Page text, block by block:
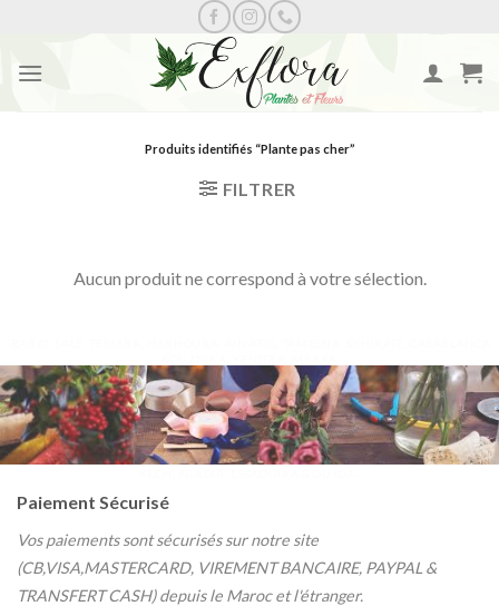
content
Produits identifiés “Plante pas cher”
FILTRER
Aucun produit ne correspond à votre sélection.
Paiement Sécurisé
Vos paiements sont sécurisés sur notre site
(CB,VISA,MASTERCARD, VIREMENT BANCAIRE, PAYPAL &
TRANSFERT CASH) depuis le Maroc et l'étranger.